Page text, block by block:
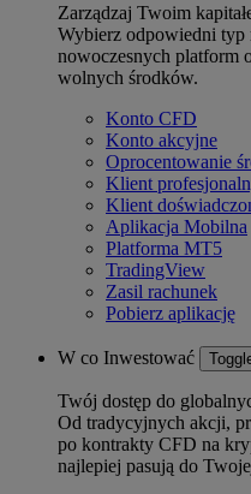
Zarządzaj Twoim
Wybierz odpowiedni typ
nowoczesnych platform
wolnych środków.
Konto CFD
Konto akcyjne
Oprocentowanie
Klient
Klient
Aplikacja Mobilna
Platforma MT5
TradingView
Zasil rachunek
Pobierz aplikację
W co Inwestować
Twój dostęp do
Od tradycyjnych akcji,
po kontrakty CFD na
najlepiej pasują do